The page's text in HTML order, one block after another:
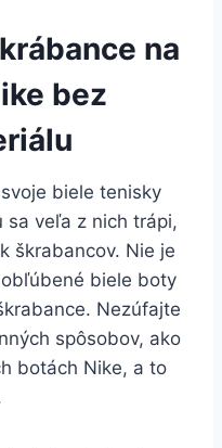
​na
bez
biele ‍tenisky
sa veľa z nich⁣ trápi,
škrabancov. Nie ‌je
biele boty
Nezúfajte
spôsobov, ⁢ako
botách Nike, a to